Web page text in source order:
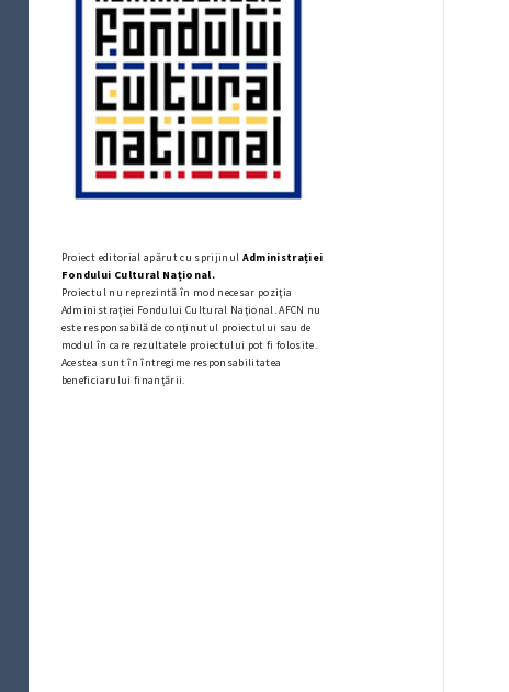
Proiect editorial apărut cu sprijinul Administrației
Fondului Cultural Național.
Proiectul nu reprezintă în mod necesar poziţia
Administrației Fondului Cultural Național. AFCN nu
este responsabilă de conținutul proiectului sau de
modul în care rezultatele proiectului pot fi folosite.
Acestea sunt în întregime responsabilitatea
beneficiarului finanțării.